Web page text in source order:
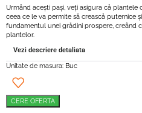
Urmând acești pași, veți asigura că plantele
ceea ce le va permite să crească puternice
fundamentul unei grădini prospere, creând
plantelor.
Vezi descriere detaliata
Unitate de masura: Buc
CERE OFERTA